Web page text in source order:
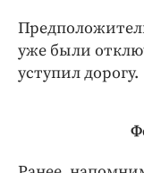
уже были
уступил дорогу.